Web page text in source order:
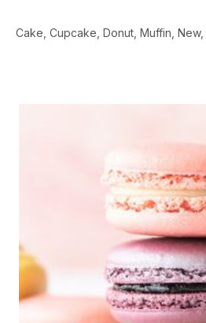
Cake Cupcake Donut Muffin New